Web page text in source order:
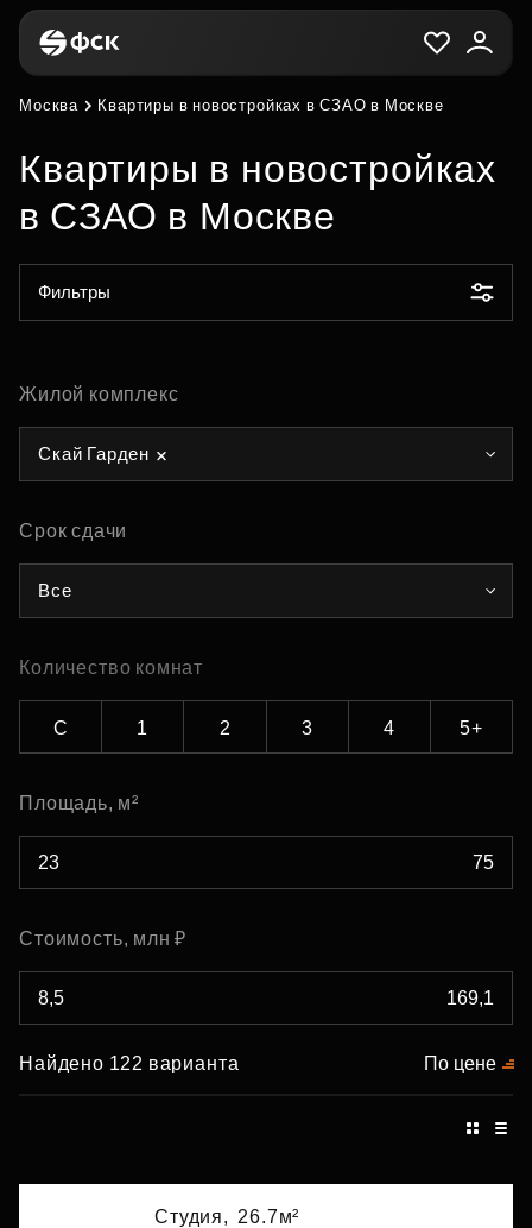
Москва Квартиры в новостройках в СЗАО в Москве
Квартиры в новостройках
в СЗАО в Москве
Фильтры
Жилой комплекс
Скай Гарден
Срок сдачи
Все
Количество комнат
С 1 2 3 4 5+
Площадь, м²
Стоимость, млн ₽
Найдено 122 варианта По цене
Студия, 26.7м²